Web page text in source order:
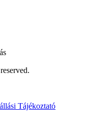
Tájékoztató